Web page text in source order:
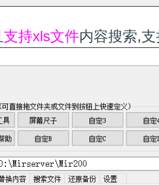
支持xls文件内容搜索,